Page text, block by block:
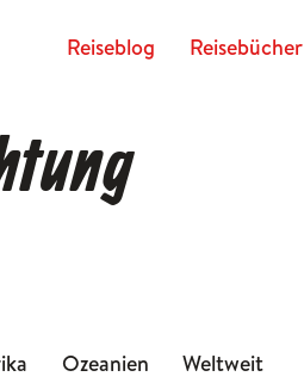
Rei­se­blog Reisebücher
Ozeanien Weltweit